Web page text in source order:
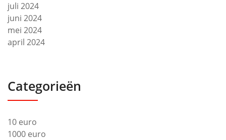
juli 2024
juni 2024
mei 2024
april 2024
Categorieën
10 euro
1000 euro